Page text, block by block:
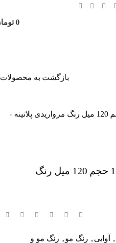
0
بازگشت به محصولات
رنگ مو آوایی شماره 71-12 حجم 120 میل رنگ
, آوایی , رنگ مو , رنگ مو و